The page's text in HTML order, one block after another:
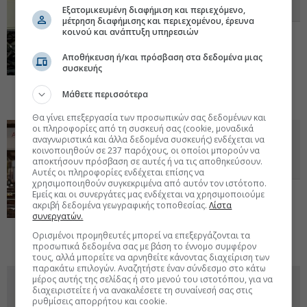
Ελλάδα λόγω τουρισμού
Με φόντο την άνοδο της τουριστικές
αερομεταφορών η Newrest Hellas
αεροδρομίων σερβίρει.30 Ιουν 2025 - 08:03
Τα γεύματα σε μαθητές, φοιτητές
και πρόσφυγες εκτόξευσαν την
Αμάλθεια
Πώς επέδρασαν οι αυξήσεις τιμών και πώς
κινήθηκαν οι πωλήσεις το πρώτο
για το σύνολο της χρονιάς.
07:46
Γ. Γραφανάκης (Fitness Meals): «Το
γρήγορο φαγητό μπορεί να είναι
Εξατομικευμένη διαφήμιση και περιεχόμενο,
μέτρηση διαφήμισης και περιεχομένου, έρευνα
κοινού και ανάπτυξη υπηρεσιών
Αποθήκευση ή/και πρόσβαση στα δεδομένα μιας
συσκευής
Μάθετε περισσότερα
Θα γίνει επεξεργασία των προσωπικών σας δεδομένων και
οι πληροφορίες από τη συσκευή σας (cookie, μοναδικά
αναγνωριστικά και άλλα δεδομένα συσκευής) ενδέχεται να
κοινοποιηθούν σε 237 παρόχους, οι οποίοι μπορούν να
αποκτήσουν πρόσβαση σε αυτές ή να τις αποθηκεύσουν.
Αυτές οι πληροφορίες ενδέχεται επίσης να
χρησιμοποιηθούν συγκεκριμένα από αυτόν τον ιστότοπο.
Εμείς και οι συνεργάτες μας ενδέχεται να χρησιμοποιούμε
ακριβή δεδομένα γεωγραφικής τοποθεσίας.Λίστα
συνεργατών.
Ορισμένοι προμηθευτές μπορεί να επεξεργάζονται τα
προσωπικά δεδομένα σας με βάση το έννομο συμφέρον
τους, αλλά μπορείτε να αρνηθείτε κάνοντας διαχείριση των
παρακάτω επιλογών. Αναζητήστε έναν σύνδεσμο στο κάτω
μέρος αυτής της σελίδας ή στο μενού του ιστοτόπου, για να
διαχειριστείτε ή να ανακαλέσετε τη συναίνεσή σας στις
ρυθμίσεις απορρήτου και cookie.